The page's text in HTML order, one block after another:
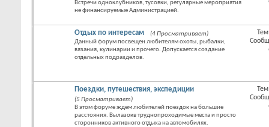
Встречи одноклубников, тусовки, регулярные мероприятия
не финансируемые Администрацией.
Отдых по интересам
(4 Просматривает)
Данный форум посвещен любителям охоты, рыбалки,
вязания, кулинарии и прочего. Допускается создание
отдельных подразделов.
лента
Поездки, путешествия, экспедиции
(5 Просматривает)
В этом форуме ждем любителей поездок на большие
расстояния. Вылазокв труднопроходимые места и просто
сторонников активного отдыха на автомобилях.
лента